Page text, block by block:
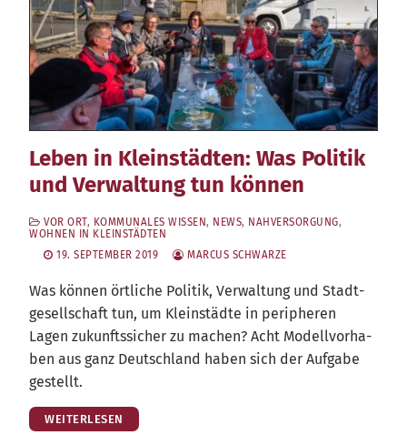
Leben in Kleinstädten: Was Politik
und Verwaltung tun können
VOR ORT, KOMMUNALES WISSEN, NEWS, NAHVERSORGUNG,
WOHNEN IN KLEINSTÄDTEN
19. SEPTEMBER 2019
MARCUS SCHWARZE
Was kön­nen ört­li­che Poli­tik, Ver­wal­tung und Stadt­
ge­sell­schaft tun, um Klein­städ­te in peri­phe­ren
Lagen zukunfts­si­cher zu machen? Acht Modell­vor­ha­
ben aus ganz Deutsch­land haben sich der Auf­ga­be
gestellt.
WEITERLESEN